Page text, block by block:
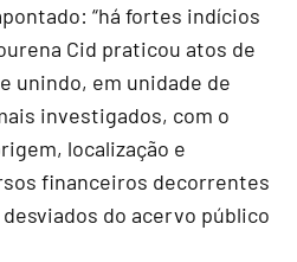
“há fortes indícios
Cid praticou atos de
unindo, em unidade de
investigados, com o
localização e
financeiros decorrentes
do acervo público